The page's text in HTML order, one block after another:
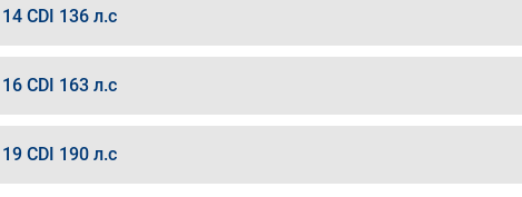
CDI 136 л.с
CDI 163 л.с
CDI 190 л.с